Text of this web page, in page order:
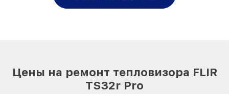
Цены на ремонт тепловизора FLIR
TS32r Pro